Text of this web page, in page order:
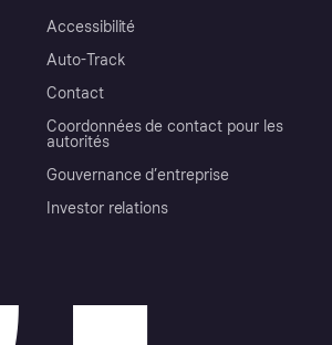
Accessibilité
Auto-Track
Contact
Coordonnées de contact pour les
autorités
Gouvernance d’entreprise
Investor relations